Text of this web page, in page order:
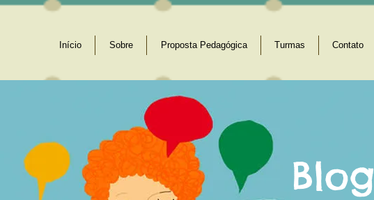
Início Sobre Proposta Pedagógica Turmas Contato
Blog